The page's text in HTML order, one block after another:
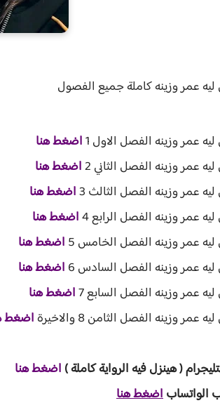
عمر وزينهكاملة جميع الفصول
عمر وزينه الفصل الاول 1 اضغط هنا
عمر وزينه الفصل الثاني 2
اضغط هنا
عمر وزينه الفصل الثالث 3
اضغط هنا
عمر وزينه الفصل الرابع 4
اضغط هنا
ليه عمر وزينه الفصل الخامس 5
اضغط هنا
ليه عمر وزينه الفصل السادس 6
اضغط هنا
عمر وزينه الفصل السابع 7 اضغط هنا
وزينه الفصل الثامن 8 والاخيرة
اضغط
( هينزل فيه الرواية كاملة ) اضغط هنا
الواتساباضغط هنا